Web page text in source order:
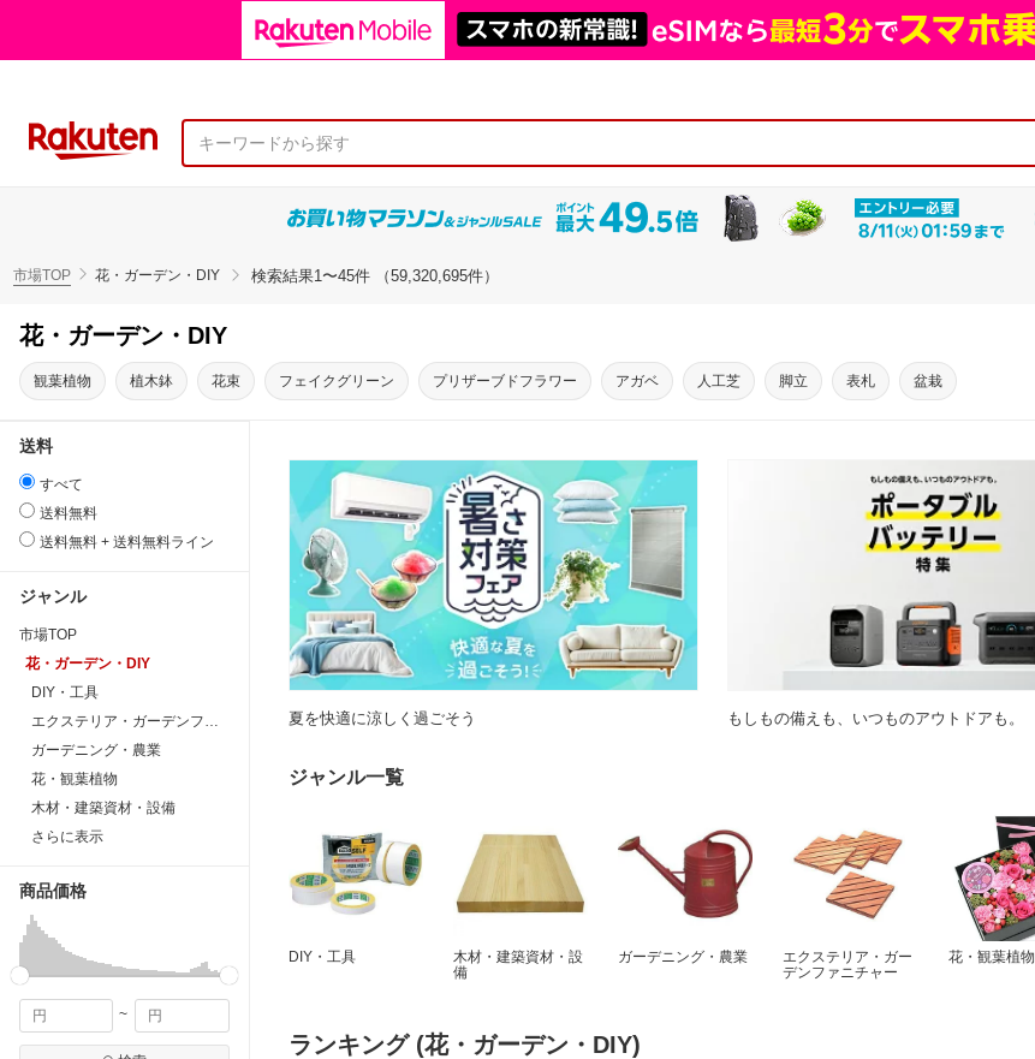
市場TOP 花・ガーデン・DIY 検索結果1〜45件 （59,320,695件）
花・ガーデン・DIY
観葉植物 植木鉢 花束 フェイクグリーン プリザーブドフラワー アガベ 人工芝 脚立 表札 盆栽
送料
すべて
送料無料
送料無料 + 送料無料ライン
ジャンル
市場TOP
花・ガーデン・DIY
DIY・工具
エクステリア・ガーデンファニチャー
ガーデニング・農業
花・観葉植物
木材・建築資材・設備
さらに表示
商品価格
~
夏を快適に涼しく過ごそう もしもの備えも、いつものアウトドアも。
ジャンル一覧
DIY・工具
木材・建築資材・設
備
ガーデニング・農業
エクステリア・ガー
デンファニチャー
花・観葉植物
ランキング (花・ガーデン・DIY)